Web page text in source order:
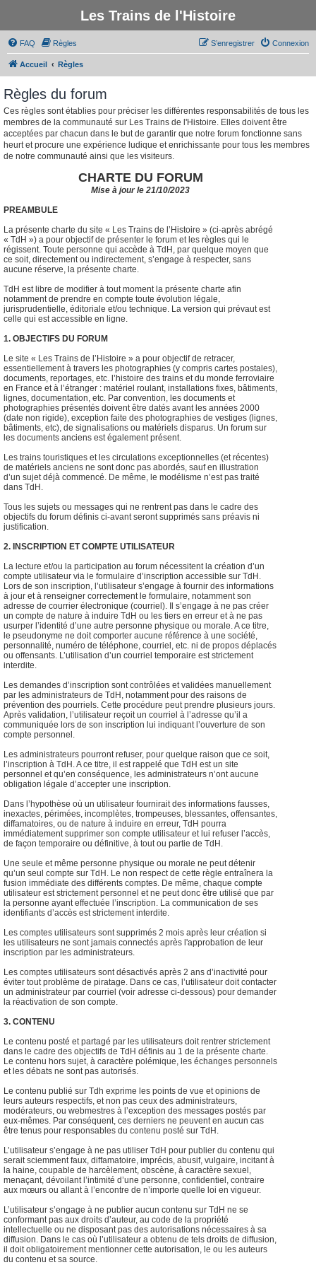
Les Trains de l'Histoire
FAQ Règles Connexion
S’enregistrer
Accueil Règles
Règles du forum
Ces règles sont établies pour préciser les différentes responsabilités de tous les
membres de la communauté sur Les Trains de l'Histoire. Elles doivent être
acceptées par chacun dans le but de garantir que notre forum fonctionne sans
heurt et procure une expérience ludique et enrichissante pour tous les membres
de notre communauté ainsi que les visiteurs.
CHARTE DU FORUM
Mise à jour le 21/10/2023
PREAMBULE
La présente charte du site « Les Trains de l’Histoire » (ci-après abrégé
« TdH ») a pour objectif de présenter le forum et les règles qui le
régissent. Toute personne qui accède à TdH, par quelque moyen que
ce soit, directement ou indirectement, s’engage à respecter, sans
aucune réserve, la présente charte.
TdH est libre de modifier à tout moment la présente charte afin
notamment de prendre en compte toute évolution légale,
jurisprudentielle, éditoriale et/ou technique. La version qui prévaut est
celle qui est accessible en ligne.
1. OBJECTIFS DU FORUM
Le site « Les Trains de l’Histoire » a pour objectif de retracer,
essentiellement à travers les photographies (y compris cartes postales),
documents, reportages, etc. l’histoire des trains et du monde ferroviaire
en France et à l’étranger : matériel roulant, installations fixes, bâtiments,
lignes, documentation, etc. Par convention, les documents et
photographies présentés doivent être datés avant les années 2000
(date non rigide), exception faite des photographies de vestiges (lignes,
bâtiments, etc), de signalisations ou matériels disparus. Un forum sur
les documents anciens est également présent.
Les trains touristiques et les circulations exceptionnelles (et récentes)
de matériels anciens ne sont donc pas abordés, sauf en illustration
d’un sujet déjà commencé. De même, le modélisme n’est pas traité
dans TdH.
Tous les sujets ou messages qui ne rentrent pas dans le cadre des
objectifs du forum définis ci-avant seront supprimés sans préavis ni
justification.
2. INSCRIPTION ET COMPTE UTILISATEUR
La lecture et/ou la participation au forum nécessitent la création d’un
compte utilisateur via le formulaire d’inscription accessible sur TdH.
Lors de son inscription, l’utilisateur s’engage à fournir des informations
à jour et à renseigner correctement le formulaire, notamment son
adresse de courrier électronique (courriel). Il s’engage à ne pas créer
un compte de nature à induire TdH ou les tiers en erreur et à ne pas
usurper l’identité d’une autre personne physique ou morale. A ce titre,
le pseudonyme ne doit comporter aucune référence à une société,
personnalité, numéro de téléphone, courriel, etc. ni de propos déplacés
ou offensants. L’utilisation d’un courriel temporaire est strictement
interdite.
Les demandes d’inscription sont contrôlées et validées manuellement
par les administrateurs de TdH, notamment pour des raisons de
prévention des pourriels. Cette procédure peut prendre plusieurs jours.
Après validation, l’utilisateur reçoit un courriel à l’adresse qu’il a
communiquée lors de son inscription lui indiquant l’ouverture de son
compte personnel.
Les administrateurs pourront refuser, pour quelque raison que ce soit,
l’inscription à TdH. A ce titre, il est rappelé que TdH est un site
personnel et qu’en conséquence, les administrateurs n’ont aucune
obligation légale d’accepter une inscription.
Dans l’hypothèse où un utilisateur fournirait des informations fausses,
inexactes, périmées, incomplètes, trompeuses, blessantes, offensantes,
diffamatoires, ou de nature à induire en erreur, TdH pourra
immédiatement supprimer son compte utilisateur et lui refuser l’accès,
de façon temporaire ou définitive, à tout ou partie de TdH.
Une seule et même personne physique ou morale ne peut détenir
qu’un seul compte sur TdH. Le non respect de cette règle entraînera la
fusion immédiate des différents comptes. De même, chaque compte
utilisateur est strictement personnel et ne peut donc être utilisé que par
la personne ayant effectuée l’inscription. La communication de ses
identifiants d’accès est strictement interdite.
Les comptes utilisateurs sont supprimés 2 mois après leur création si
les utilisateurs ne sont jamais connectés après l'approbation de leur
inscription par les administrateurs.
Les comptes utilisateurs sont désactivés après 2 ans d’inactivité pour
éviter tout problème de piratage. Dans ce cas, l’utilisateur doit contacter
un administrateur par courriel (voir adresse ci-dessous) pour demander
la réactivation de son compte.
3. CONTENU
Le contenu posté et partagé par les utilisateurs doit rentrer strictement
dans le cadre des objectifs de TdH définis au 1 de la présente charte.
Le contenu hors sujet, à caractère polémique, les échanges personnels
et les débats ne sont pas autorisés.
Le contenu publié sur Tdh exprime les points de vue et opinions de
leurs auteurs respectifs, et non pas ceux des administrateurs,
modérateurs, ou webmestres à l’exception des messages postés par
eux-mêmes. Par conséquent, ces derniers ne peuvent en aucun cas
être tenus pour responsables du contenu posté sur TdH.
L’utilisateur s’engage à ne pas utiliser TdH pour publier du contenu qui
serait sciemment faux, diffamatoire, imprécis, abusif, vulgaire, incitant à
la haine, coupable de harcèlement, obscène, à caractère sexuel,
menaçant, dévoilant l’intimité d’une personne, confidentiel, contraire
aux mœurs ou allant à l’encontre de n’importe quelle loi en vigueur.
L’utilisateur s’engage à ne publier aucun contenu sur TdH ne se
conformant pas aux droits d’auteur, au code de la propriété
intellectuelle ou ne disposant pas des autorisations nécessaires à sa
diffusion. Dans le cas où l’utilisateur a obtenu de tels droits de diffusion,
il doit obligatoirement mentionner cette autorisation, le ou les auteurs
du contenu et sa source.